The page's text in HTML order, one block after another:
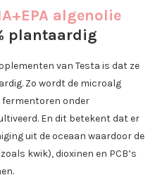
algenolie
plantaardig
van Testa is dat ze
Zo wordt de microalg
fermentoren onder
En dit betekent dat er
uit de oceaan waardoor de
kwik), dioxinen en PCB’s